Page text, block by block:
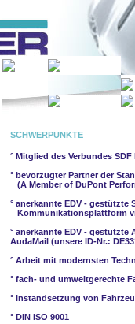
SCHWERPUNKTE
° Mitglied des Verbundes SDF
° bevorzugter Partner der
(A Member of DuPont
° anerkannte EDV - gestützte
Kommunikationsplattform
° anerkannte EDV -
AudaMail (unsere ID-Nr.:
° Arbeit mit modernsten
° fach- und umweltgerechte
° Instandsetzung von
° DIN ISO 9001